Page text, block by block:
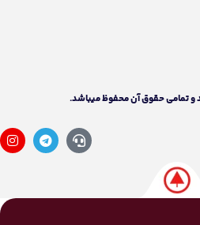
و تمامی حقوق آن محفوظ ميباشد.